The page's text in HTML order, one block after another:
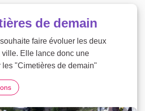
de demain
faire évoluer les deux
Elle lance donc une
les "Cimetières de demain"
demain